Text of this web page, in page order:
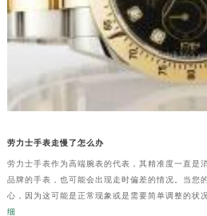
劳力士手表走慢了怎么办
劳力士手表作为高端腕表的代表，其精准度一直是
品牌的手表，也可能会出现走时偏差的情况。当您
心，因为这可能是正常现象或是需要简单调整的状
细